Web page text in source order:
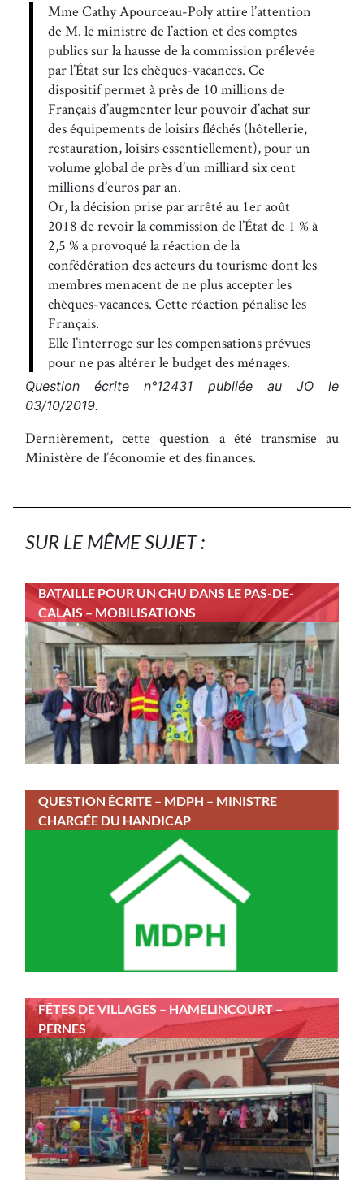
Mme Cathy Apourceau-Poly attire l’attention
de M. le ministre de l’action et des comptes
publics sur la hausse de la commission prélevée
par l’État sur les chèques-vacances. Ce
dispositif permet à près de 10 millions de
Français d’augmenter leur pouvoir d’achat sur
des équipements de loisirs fléchés (hôtellerie,
restauration, loisirs essentiellement), pour un
volume global de près d’un milliard six cent
millions d’euros par an.
Or, la décision prise par arrêté au 1er août
2018 de revoir la commission de l’État de 1 % à
2,5 % a provoqué la réaction de la
confédération des acteurs du tourisme dont les
membres menacent de ne plus accepter les
chèques-vacances. Cette réaction pénalise les
Français.
Elle l’interroge sur les compensations prévues
pour ne pas altérer le budget des ménages.
Question écrite n°12431 publiée au JO le
03/10/2019.
Dernièrement, cette question a été transmise au
Ministère de l’économie et des finances.
SUR LE MÊME SUJET :
BATAILLE POUR UN CHU DANS LE PAS-DE-
CALAIS – MOBILISATIONS
QUESTION ÉCRITE – MDPH – MINISTRE
CHARGÉE DU HANDICAP
FÊTES DE VILLAGES – HAMELINCOURT –
PERNES